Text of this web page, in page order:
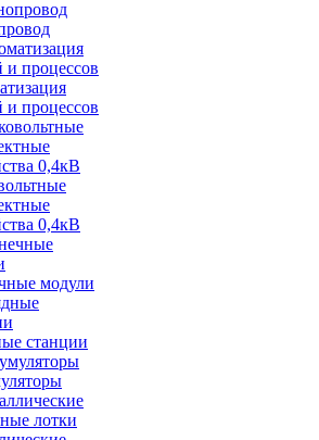
и процессов
0,4кВ
модули
станции